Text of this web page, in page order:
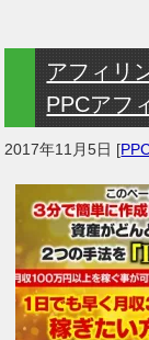
アフィリ
PPCアフ
2017年11月5日 [